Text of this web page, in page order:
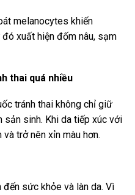
melanocytes khiến
xuất hiện đốm nâu, sạm
thai quá nhiều
tránh thai không chỉ giữ
sản sinh. Khi da tiếp xúc với
trở nên xỉn màu hơn.
sức khỏe và làn da. Vì